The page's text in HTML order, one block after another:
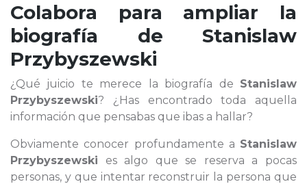
Colabora para ampliar la
biografía de Stanislaw
Przybyszewski
¿Qué juicio te merece la biografía de Stanislaw
Przybyszewski? ¿Has encontrado toda aquella
información que pensabas que ibas a hallar?
Obviamente conocer profundamente a Stanislaw
Przybyszewski es algo que se reserva a pocas
personas, y que intentar reconstruir la persona que